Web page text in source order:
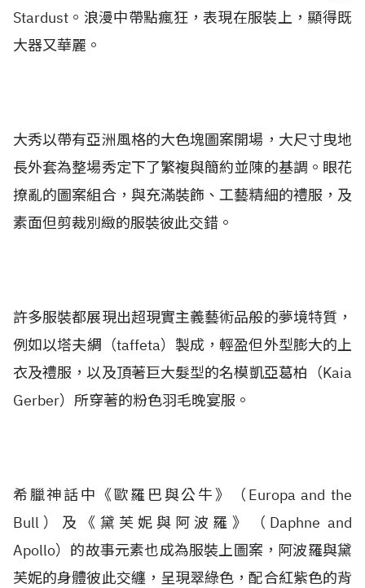
Stardust。浪漫中帶點瘋狂，表現在服裝上，顯得既
大器又華麗。
大秀以帶有亞洲風格的大色塊圖案開場，大尺寸曳地
長外套為整場秀定下了繁複與簡約並陳的基調。眼花
撩亂的圖案組合，與充滿裝飾、工藝精細的禮服，及
素面但剪裁別緻的服裝彼此交錯。
許多服裝都展現出超現實主義藝術品般的夢境特質，
例如以塔夫綢（taffeta）製成，輕盈但外型膨大的上
衣及禮服，以及頂著巨大髮型的名模凱亞葛柏（Kaia
Gerber）所穿著的粉色羽毛晚宴服。
希臘神話中《歐羅巴與公牛》（Europa and the
Bull）及《黛芙妮與阿波羅》（Daphne and
Apollo）的故事元素也成為服裝上圖案，阿波羅與黛
芙妮的身體彼此交纏，呈現翠綠色，配合紅紫色的背